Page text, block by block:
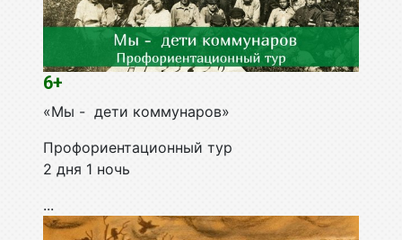
6+
«Мы - дети коммунаров»
Профориентационный тур
2 дня 1 ночь
...